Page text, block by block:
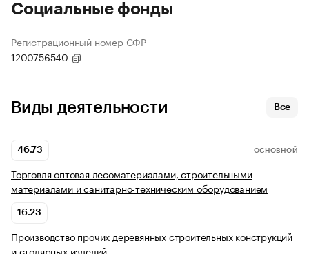
Социальные фонды
Регистрационный номер СФР
1200756540
Виды деятельности Все
46.73 ОСНОВНОЙ
Торговля оптовая лесоматериалами, строительными
материалами и санитарно-техническим оборудованием
16.23
Производство прочих деревянных строительных конструкций
и столярных изделий